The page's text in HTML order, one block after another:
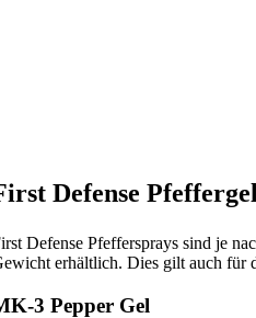
Defense
Defense Pfeffersprays sind je
erhältlich. Dies gilt auch für
3 Pepper Gel